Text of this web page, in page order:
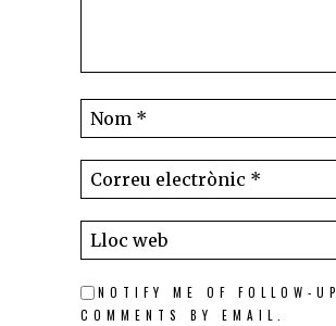
NOTIFY ME OF FOLLOW-UP
COMMENTS BY EMAIL.